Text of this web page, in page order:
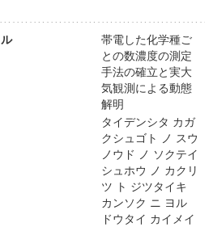
帯電した化学種ご
との数濃度の測定
手法の確立と実大
気観測による動態
解明
タイデンシタ カガ
クシュゴト ノ スウ
ノウド ノ ソクテイ
シュホウ ノ カクリ
ツ ト ジツタイキ
カンソク ニ ヨル
ドウタイ カイメイ